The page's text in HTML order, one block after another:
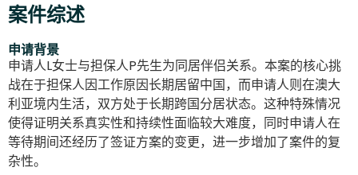
案件综述
申请背景
申请人L女士与担保人P先生为同居伴侣关系。本案的核心挑
战在于担保人因工作原因长期居留中国，而申请人则在澳大
利亚境内生活，双方处于长期跨国分居状态。这种特殊情况
使得证明关系真实性和持续性面临较大难度，同时申请人在
等待期间还经历了签证方案的变更，进一步增加了案件的复
杂性。